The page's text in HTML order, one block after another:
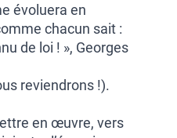
évoluera en
chacun sait :
de loi ! », Georges
reviendrons !).
en œuvre, vers